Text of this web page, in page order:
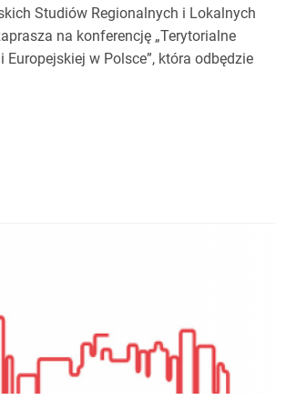
Studiów Regionalnych i Lokalnych
na konferencję „Terytorialne
w Polsce”, która odbędzie